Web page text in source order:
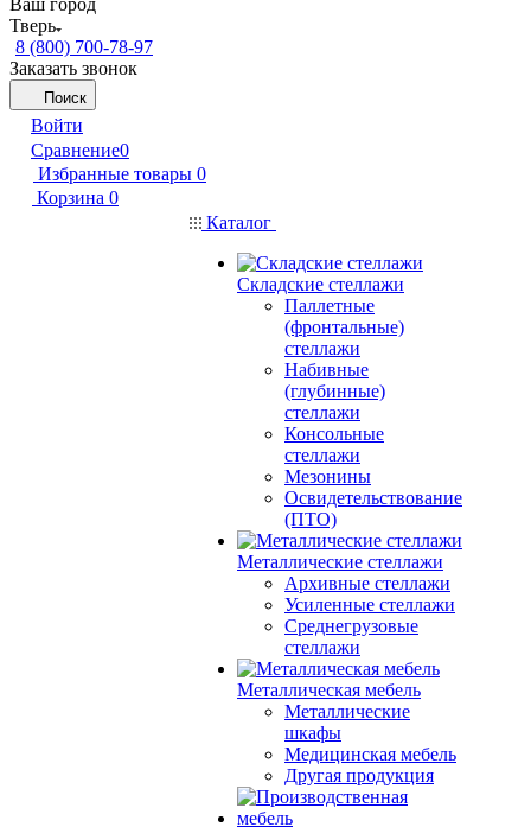
Тверь
8 (800) 700-78-97
Заказать звонок
Поиск
Войти
Сравнение0
Избранные товары 0
Корзина 0
Каталог
Складские стеллажи
Паллетные
(фронтальные)
стеллажи
Набивные
(глубинные)
стеллажи
Консольные
стеллажи
Мезонины
Освидетельствование
(ПТО)
Металлические стеллажи
Архивные стеллажи
Усиленные стеллажи
Среднегрузовые
стеллажи
Металлическая мебель
Металлические
шкафы
Медицинская мебель
Другая продукция